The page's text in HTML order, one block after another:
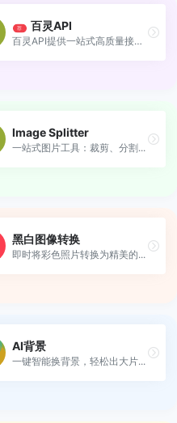
荐 百灵API
百灵API提供一站式高质量接口、在线调试与7×24技术支持，助力开发者快速集成上线。
Image Splitter
一站式图片工具：裁剪、分割...
黑白图像转换
即时将彩色照片转换为精美的...
AI背景
一键智能换背景，轻松出大片...